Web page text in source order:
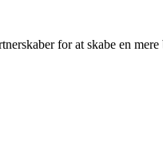
for at skabe en